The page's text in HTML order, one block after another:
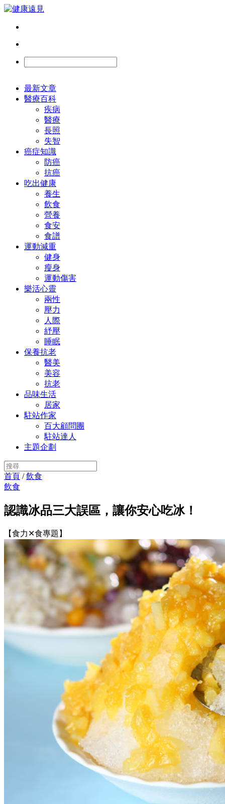
最新文章
醫療百科
疾病
醫療
長照
失智
癌症知識
防癌
抗癌
吃出健康
養生
飲食
營養
食安
食譜
運動減重
健身
瘦身
運動傷害
樂活心靈
兩性
壓力
人際
紓壓
睡眠
保養抗老
醫美
美容
抗老
品味生活
居家
駐站作家
百大顧問團
駐站達人
主題企劃
首頁 /飲食
飲食
認識冰品三大誤區，讓你安心吃冰！
【食力✕食專題】